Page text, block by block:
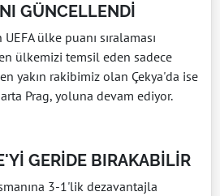
GÜNCELLENDİ
ülke puanı sıralaması
ülkemizi temsil eden sadece
yakın rakibimiz olan Çekya'da ise
Prag, yoluna devam ediyor.
GERİDE BIRAKABİLİR
3-1'lik dezavantajla